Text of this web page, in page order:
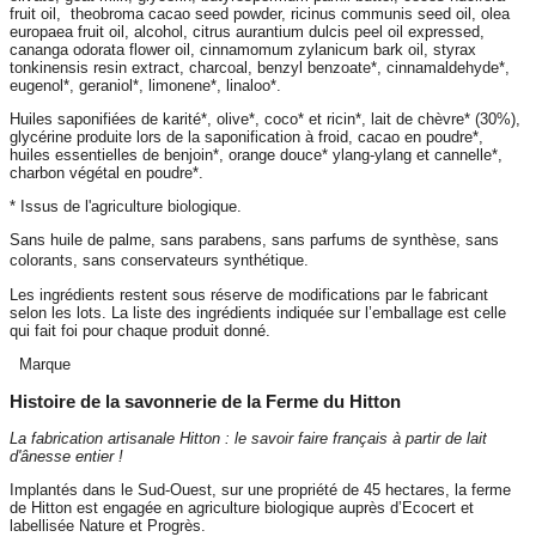
fruit oil, theobroma cacao seed powder, ricinus communis seed oil, olea
europaea fruit oil, alcohol, citrus aurantium dulcis peel oil expressed,
cananga odorata flower oil, cinnamomum zylanicum bark oil, styrax
tonkinensis resin extract, charcoal, benzyl benzoate*, cinnamaldehyde*,
eugenol*, geraniol*, limonene*, linaloo*.
Huiles saponifiées de karité*, olive*, coco* et ricin*, lait de chèvre* (30%),
glycérine produite lors de la saponification à froid, cacao en poudre*,
huiles essentielles de benjoin*, orange douce* ylang-ylang et cannelle*,
charbon végétal en poudre*.
* Issus de l'agriculture biologique.
Sans huile de palme, sans parabens, sans parfums de synthèse, sans
colorants, sans conservateurs synthétique.
Les ingrédients restent sous réserve de modifications par le fabricant
selon les lots. La liste des ingrédients indiquée sur l’emballage est celle
qui fait foi pour chaque produit donné.
Marque
Histoire de la savonnerie de la Ferme du Hitton
La fabrication artisanale Hitton : le savoir faire français à partir de lait
d'ânesse entier !
Implantés dans le Sud-Ouest, sur une propriété de 45 hectares, la ferme
de Hitton est engagée en agriculture biologique auprès d’Ecocert et
labellisée Nature et Progrès.